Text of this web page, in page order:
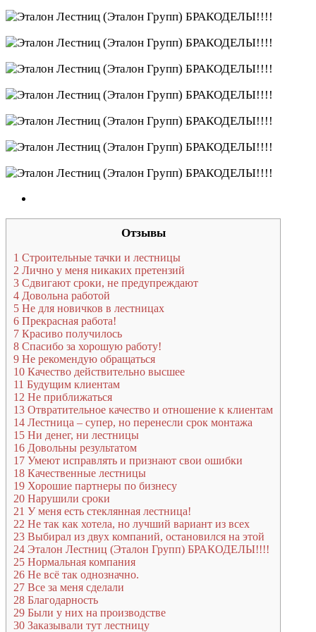
Отзывы
1 Строительные тачки и лестницы
2 Лично у меня никаких претензий
3 Сдвигают сроки, не предупреждают
4 Довольна работой
5 Не для новичков в лестницах
6 Прекрасная работа!
7 Красиво получилось
8 Спасибо за хорошую работу!
9 Не рекомендую обращаться
10 Качество действительно высшее
11 Будущим клиентам
12 Не приближаться
13 Отвратительное качество и отношение к клиентам
14 Лестница – супер, но перенесли срок монтажа
15 Ни денег, ни лестницы
16 Довольны результатом
17 Умеют исправлять и признают свои ошибки
18 Качественные лестницы
19 Хорошие партнеры по бизнесу
20 Нарушили сроки
21 У меня есть стеклянная лестница!
22 Не так как хотела, но лучший вариант из всех
23 Выбирал из двух компаний, остановился на этой
24 Эталон Лестниц (Эталон Групп) БРАКОДЕЛЫ!!!!
25 Нормальная компания
26 Не всё так однозначно.
27 Все за меня сделали
28 Благодарность
29 Были у них на производстве
30 Заказывали тут лестницу